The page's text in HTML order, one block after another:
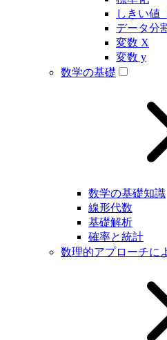
しきい値
データ分
変数 X
変数 y
数学の基礎
数学の基礎知識
線形代数
基礎解析
確率と統計
数理的アプローチに